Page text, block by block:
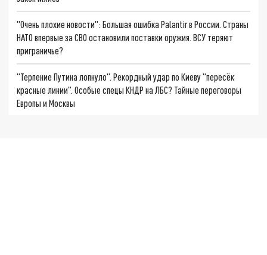
"Очень плохие новости": Большая ошибка Palantir в России. Страны
НАТО впервые за СВО остановили поставки оружия. ВСУ теряют
приграничье?
"Терпение Путина лопнуло". Рекордный удар по Киеву "пересёк
красные линии". Особые спецы КНДР на ЛБС? Тайные переговоры
Европы и Москвы